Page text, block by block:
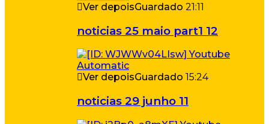
Ver depoisGuardado 21:11
noticias 25 maio part1 12
Ver depoisGuardado 15:24
noticias 29 junho 11